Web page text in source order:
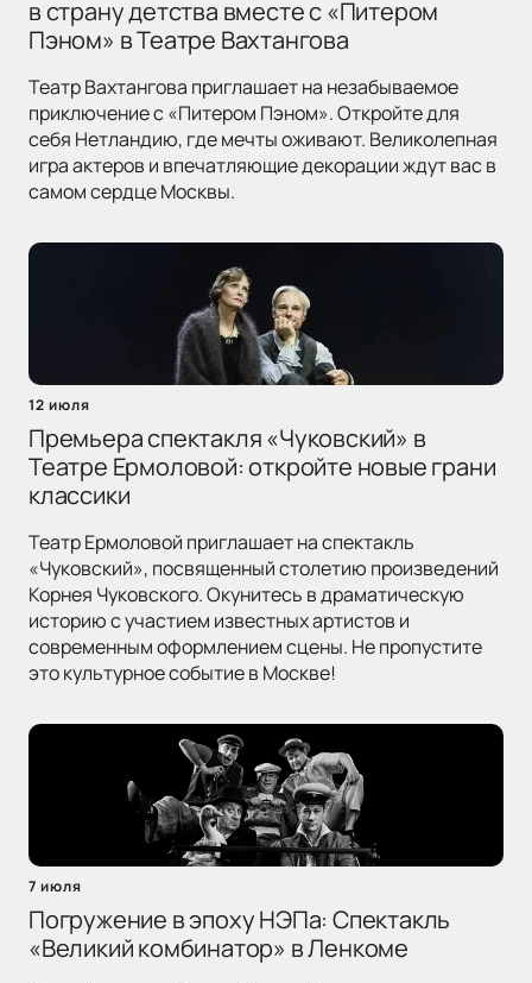
в страну детства вместе с «Питером
Пэном» в Театре Вахтангова
Театр Вахтангова приглашает на незабываемое
приключение с «Питером Пэном». Откройте для
себя Нетландию, где мечты оживают. Великолепная
игра актеров и впечатляющие декорации ждут вас в
самом сердце Москвы.
12 июля
Премьера спектакля «Чуковский» в
Театре Ермоловой: откройте новые грани
классики
Театр Ермоловой приглашает на спектакль
«Чуковский», посвященный столетию произведений
Корнея Чуковского. Окунитесь в драматическую
историю с участием известных артистов и
современным оформлением сцены. Не пропустите
это культурное событие в Москве!
7 июля
Погружение в эпоху НЭПа: Спектакль
«Великий комбинатор» в Ленкоме